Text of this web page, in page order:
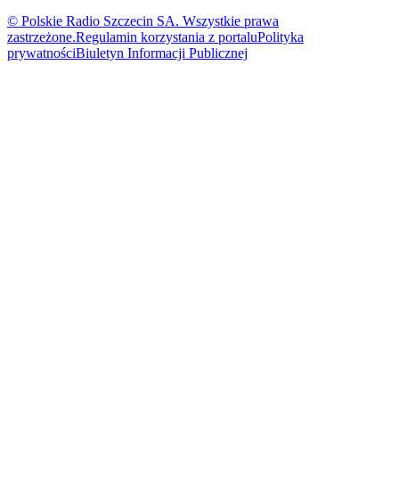
© Polskie Radio Szczecin SA. Wszystkie prawa
zastrzeżone.Regulamin korzystania z portaluPolityka
prywatnościBiuletyn Informacji Publicznej